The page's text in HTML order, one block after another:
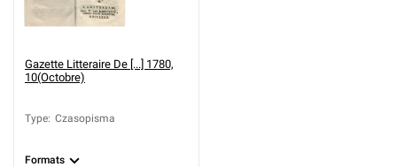
Gazette Litteraire De [...] 1780,
10(Octobre)
Type: Czasopisma
Formats